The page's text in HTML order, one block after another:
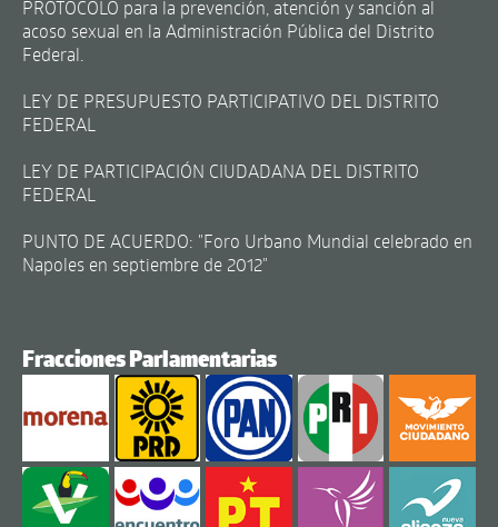
PROTOCOLO para la prevención, atención y sanción al
acoso sexual en la Administración Pública del Distrito
Federal.
LEY DE PRESUPUESTO PARTICIPATIVO DEL DISTRITO
FEDERAL
LEY DE PARTICIPACIÓN CIUDADANA DEL DISTRITO
FEDERAL
PUNTO DE ACUERDO: "Foro Urbano Mundial celebrado en
Napoles en septiembre de 2012"
Fracciones Parlamentarias